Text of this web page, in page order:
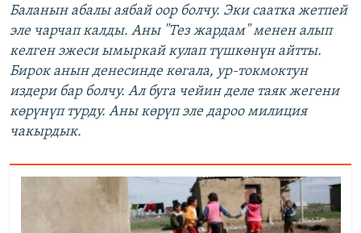
Баланын абалы аябай оор болчу. Эки саатка жетпей
эле чарчап калды. Аны "Тез жардам" менен алып
келген эжеси ымыркай кулап түшкөнүн айтты.
Бирок анын денесинде көгала, ур-токмоктун
издери бар болчу. Ал буга чейин деле таяк жегени
көрүнүп турду. Аны көрүп эле дароо милиция
чакырдык.